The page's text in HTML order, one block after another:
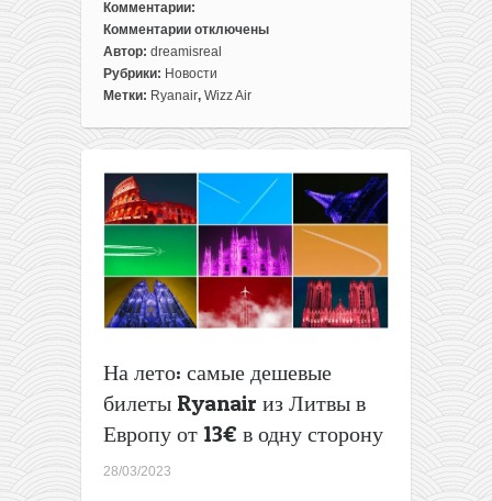
Комментарии:
Комментарии
к
записи
Летняя
Сицилия
Болонья
за
87€
туда-
из
Варшавы
отключены
Автор: dreamisreal
Рубрики: Новости
Метки: Ryanair, Wizz Air
На лето: самые дешевые
билеты Ryanair из Литвы в
Европу от 13€ в одну сторону
28/03/2023